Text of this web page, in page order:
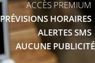
ACCÈS PREMIUM
PRÉVISIONS HORAIRES
ALERTES SMS
AUCUNE PUBLICITÉ